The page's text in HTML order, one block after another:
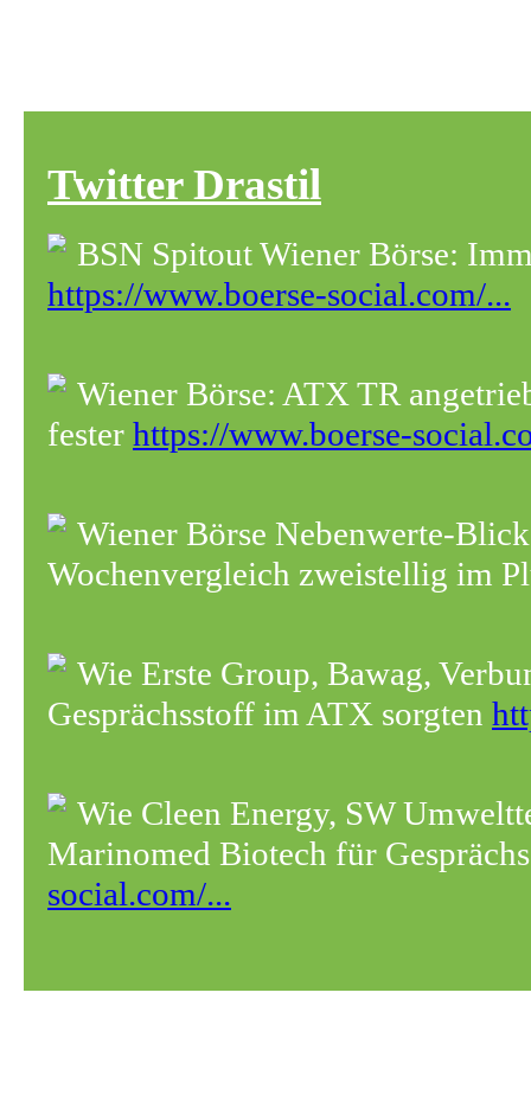
Twitter Drastil
BSN Spitout Wiener Börse:
https://www.boerse-social.com/...
Wiener Börse: ATX TR
fester https://www.boerse-
Wiener Börse Nebenwerte-
Wochenvergleich zweistellig im
Wie Erste Group, Bawag,
Gesprächsstoff im ATX sorgten
Wie Cleen Energy, SW
Marinomed Biotech für
social.com/...